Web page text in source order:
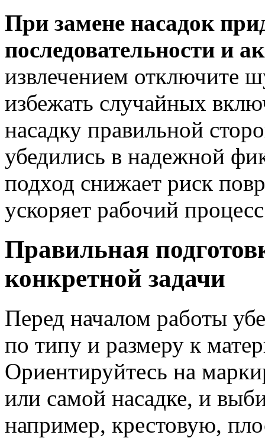
При замене насадок
последовательности и
извлечением отключите
избежать случайных
насадку правильной
убедились в надежной
подход снижает риск
ускоряет рабочий
Правильная
конкретной задачи
Перед началом работы
по типу и размеру к
Ориентируйтесь на
или самой насадке, и
например, крестовую,